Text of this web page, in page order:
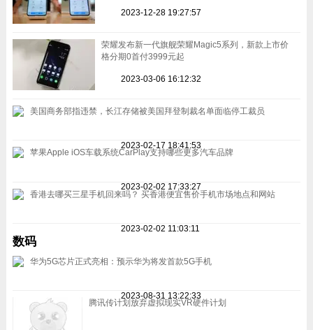
2023-12-28 19:27:57
荣耀发布新一代旗舰荣耀Magic5系列，新款上市价
格分期0首付3999元起
2023-03-06 16:12:32
美国商务部指违禁，长江存储被美国拜登制裁名单面临停工裁员
2023-02-17 18:41:53
苹果Apple iOS车载系统CarPlay支持哪些更多汽车品牌
2023-02-02 17:33:27
香港去哪买三星手机回来吗？ 买香港便宜售价手机市场地点和网站
2023-02-02 11:03:11
数码
华为5G芯片正式亮相：预示华为将发首款5G手机
2023-08-31 13:22:33
腾讯传计划放弃虚拟现实VR硬件计划